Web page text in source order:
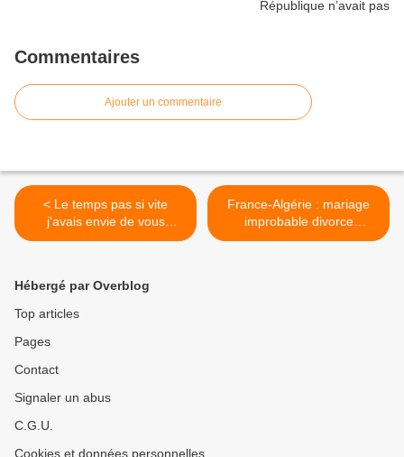
Commentaires
Ajouter un commentaire
< Le temps pas si vite
j'avais envie de vous
montrer cet article du 6
France-Algérie : mariage
improbable divorce
impossible >
Hébergé par Overblog
Top articles
Pages
Contact
Signaler un abus
C.G.U.
Cookies et données personnelles